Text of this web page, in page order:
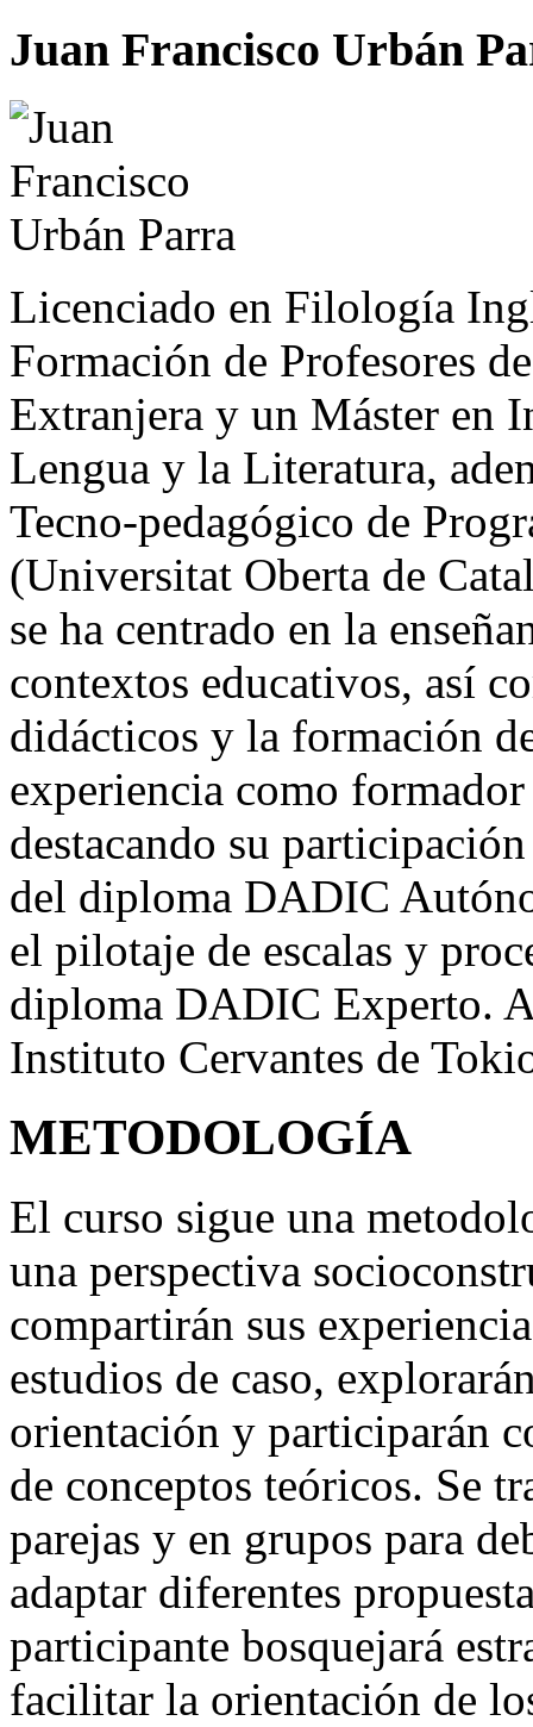
Juan Francisco Urbán
Licenciado en Filología
Formación de Profesores
Extranjera y un Máster en
Lengua y la Literatura,
Tecno-pedagógico de
(Universitat Oberta de
se ha centrado en la
contextos educativos, así
didácticos y la formación
experiencia como
destacando su
del diploma DADIC
el pilotaje de escalas y
diploma DADIC Experto.
Instituto Cervantes de
METODOLOGÍA
El curso sigue una
una perspectiva
compartirán sus
estudios de caso,
orientación y participarán
de conceptos teóricos. Se
parejas y en grupos para
adaptar diferentes
participante bosquejará
facilitar la orientación de